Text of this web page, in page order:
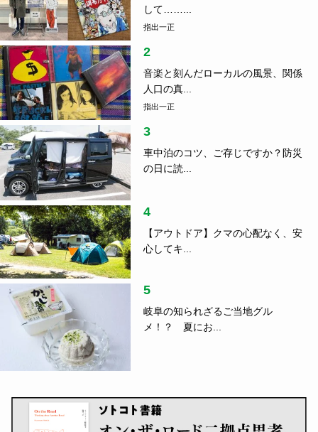
して……...
指出一正
2
音楽と刻んだローカルの風景、関係
人口の真...
指出一正
3
車中泊のコツ、ご存じですか？防災
の日に読...
4
【アウトドア】クマの心配なく、安
心してキ...
5
岐阜の知られざるご当地グル
メ！？ 夏にお...